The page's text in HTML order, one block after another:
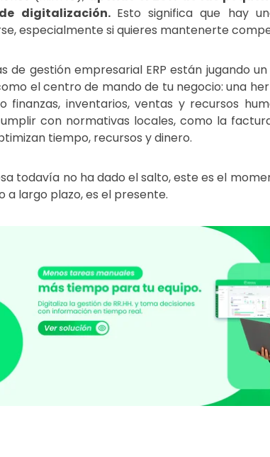
digitalización. Esto significa que hay
especialmente si quieres mantenerte
de gestión empresarial ERP están jugando
el centro de mando de tu negocio: una
finanzas, inventarios, ventas y recursos
con normativas locales, como la
tiempo, recursos y dinero.
todavía no ha dado el salto, este es el
a largo plazo, es el presente.